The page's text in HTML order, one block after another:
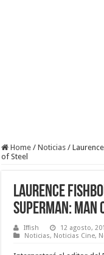
Home / Noticias /
of Steel
Laurence
Superman:
Iffish
12 agosto,
Noticias, Noticias Cine,